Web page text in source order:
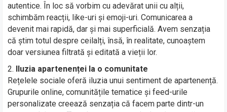
autentice. În loc să vorbim cu adevărat unii cu alții,
schimbăm reacții, like-uri și emoji-uri. Comunicarea a
devenit mai rapidă, dar și mai superficială. Avem senzația
că știm totul despre ceilalți, însă, în realitate, cunoaștem
doar versiunea filtrată și editată a vieții lor.
Iluzia apartenenței la o comunitate
Rețelele sociale oferă iluzia unui sentiment de apartenență.
Grupurile online, comunitățile tematice și feed-urile
personalizate creează senzația că facem parte dintr-un